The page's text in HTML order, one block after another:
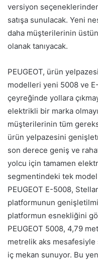
versiyon
satışa sunulacak. Yeni
daha müşterilerinin
olanak tanıyacak.
PEUGEOT, ürün
modelleri yeni 5008 ve
çeyreğinde yollara
elektrikli bir marka
müşterilerinin tüm
ürün yelpazesini
son derece geniş ve
yolcu için tamamen
segmentindeki tek
PEUGEOT E-5008,
platformunun
platformun esnekliğini
PEUGEOT 5008, 4,79
metrelik aks
iç mekan sunuyor. Bu